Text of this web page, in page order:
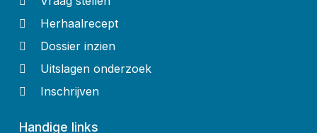
Herhaalrecept
Dossier inzien
Uitslagen onderzoek
Inschrijven
Handige links